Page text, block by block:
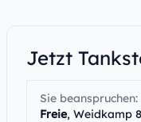
Jetzt
Sie beanspruchen:
Freie, Weidkamp